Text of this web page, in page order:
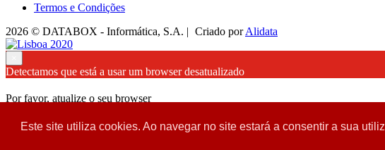
Este site utiliza cookies. Ao navegar no site estará a consentir a sua
Termos e Condições
2026 © DATABOX - Informática, S.A. | Criado porAlidata
Detectamos que está a usar um browser desatualizado
Por favor, atualize o seu browser